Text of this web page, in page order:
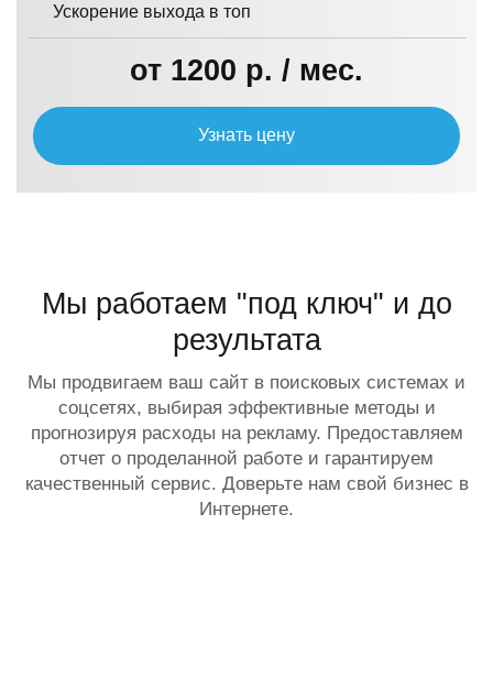
Ускорение выхода в топ
от 1200 р. / мес.
Узнать цену
Мы работаем "под ключ" и до
результата
Мы продвигаем ваш сайт в поисковых системах и
соцсетях, выбирая эффективные методы и
прогнозируя расходы на рекламу. Предоставляем
отчет о проделанной работе и гарантируем
качественный сервис. Доверьте нам свой бизнес в
Интернете.